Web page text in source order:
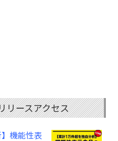
リースアクセス
】機能性表